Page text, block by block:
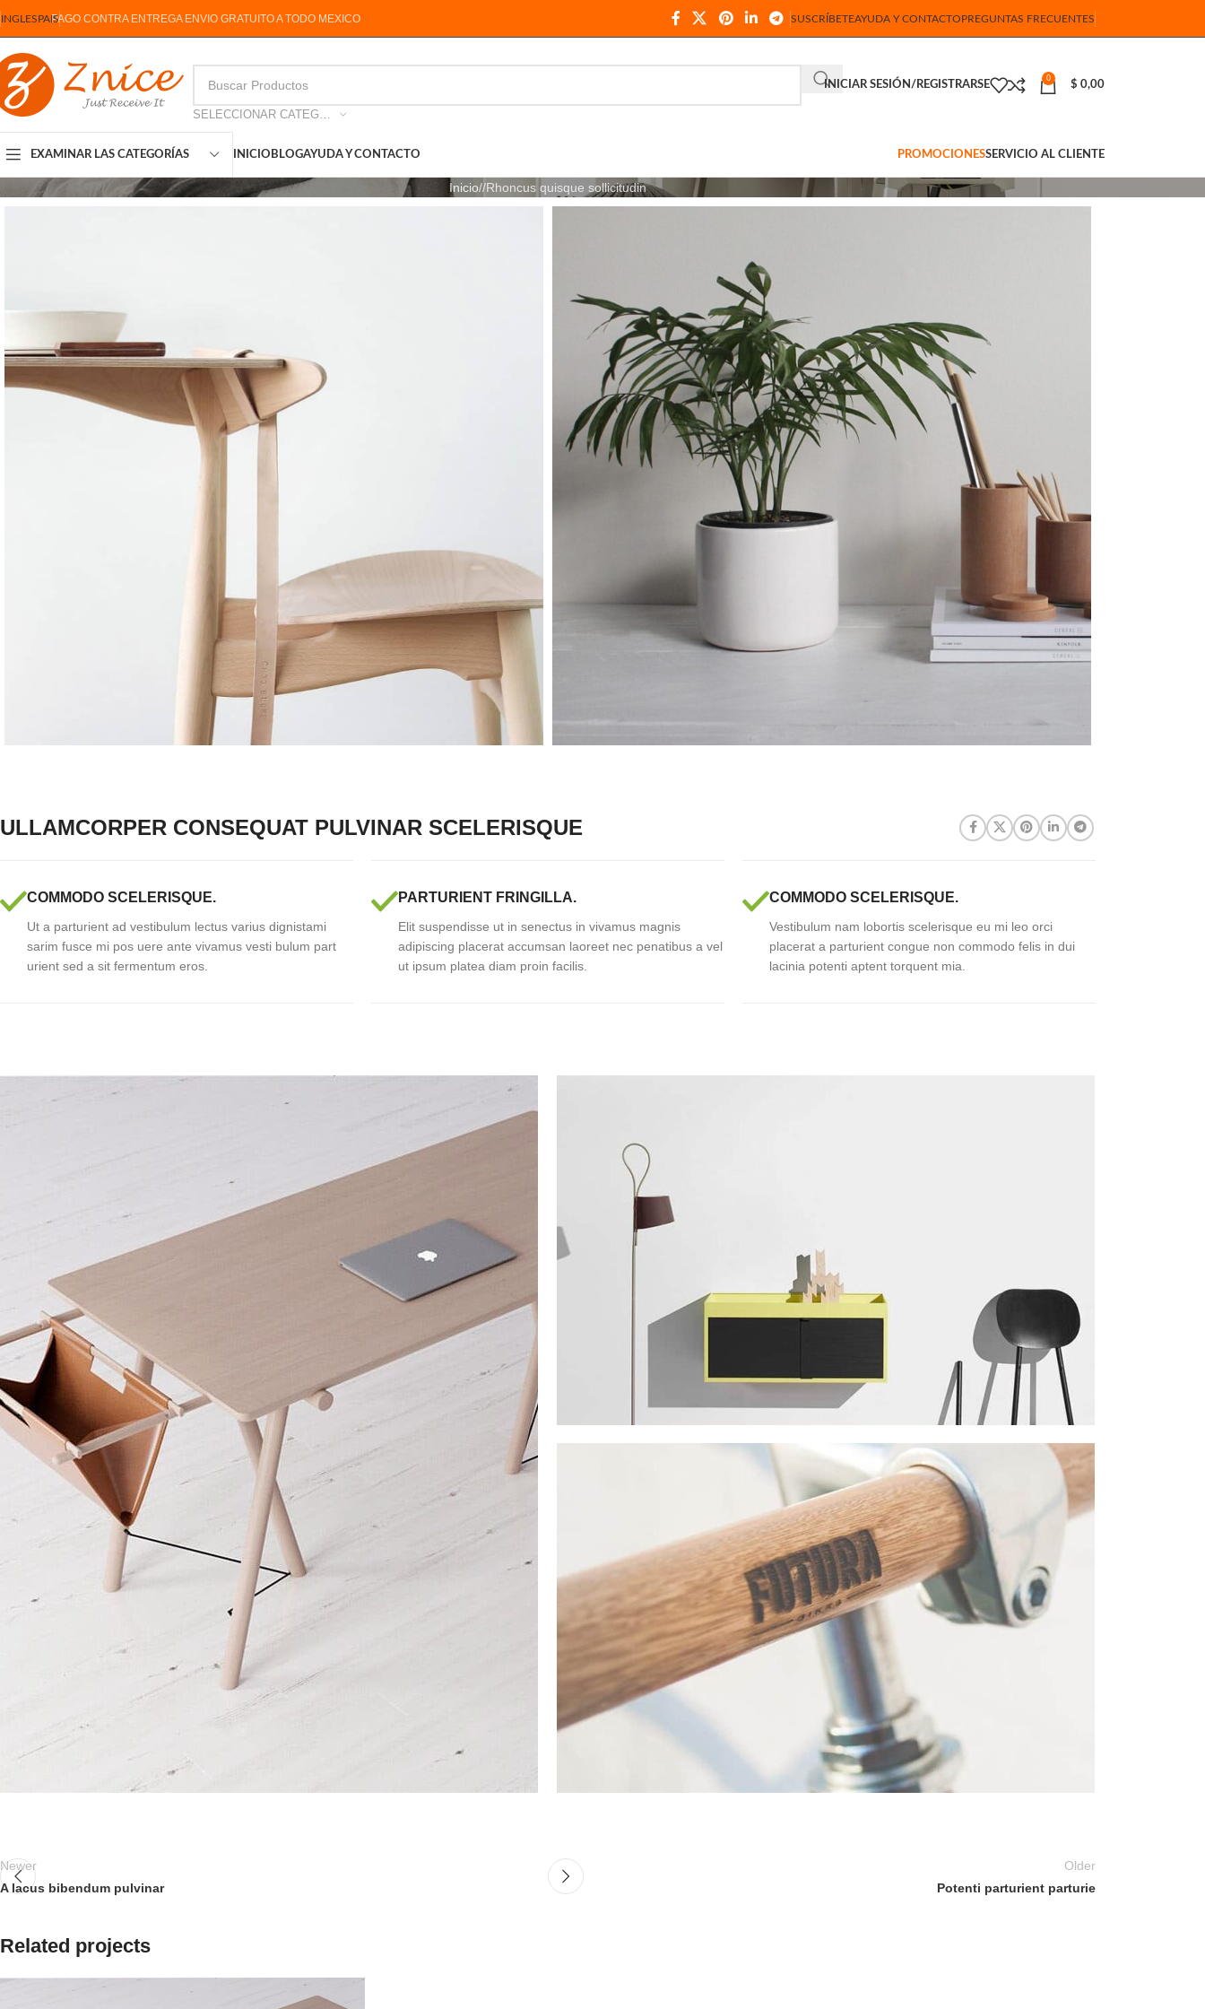
INGLESPAISPAGO CONTRA ENTREGA ENVIO GRATUITO A TODO MEXICO SUSCRÍBETEAYUDA Y CONTACTOPREGUNTAS FRECUENTES
INICIAR SESIÓN/REGISTRARSE
0
$ 0,00
EXAMINAR LAS CATEGORÍAS INICIO BLOGAYUDA Y CONTACTO PROMOCIONESSERVICIO AL CLIENTE
Inicio Rhoncus quisque sollicitudin
ULLAMCORPER CONSEQUAT PULVINAR SCELERISQUE
COMMODO SCELERISQUE.
Ut a parturient ad vestibulum lectus varius dignistami
sarim fusce mi pos uere ante vivamus vesti bulum part
urient sed a sit fermentum eros.
PARTURIENT FRINGILLA.
Elit suspendisse ut in senectus in vivamus magnis
adipiscing placerat accumsan laoreet nec penatibus a vel
ut ipsum platea diam proin facilis.
COMMODO SCELERISQUE.
Vestibulum nam lobortis scelerisque eu mi leo orci
placerat a parturient congue non commodo felis in dui
lacinia potenti aptent torquent mia.
Newer
A lacus bibendum pulvinar
Older
Potenti parturient parturie
Related projects